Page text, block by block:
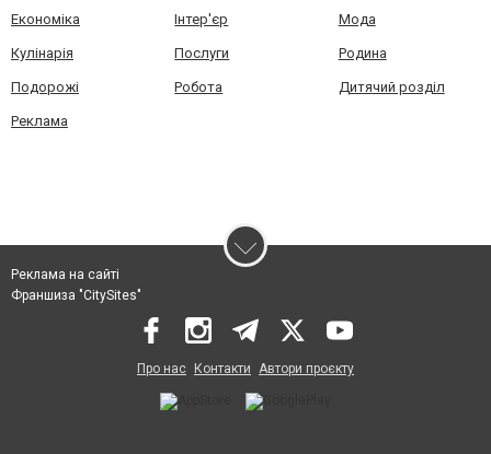
Економіка Інтер'єр Мода
Кулінарія Послуги Родина
Подорожі Робота Дитячий розділ
Реклама
Реклама на сайті
Франшиза "CitySites"
Про нас Контакти Автори проєкту